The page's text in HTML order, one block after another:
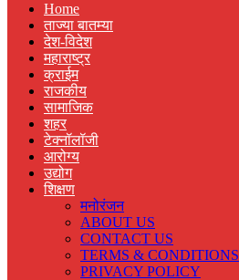
Home
ताज्या बातम्या
देश-विदेश
महाराष्ट्र
क्राईम
राजकीय
सामाजिक
शहर
टेक्नॉलॉजी
आरोग्य
उद्योग
शिक्षण
मनोरंजन
ABOUT US
CONTACT US
TERMS & CONDITIONS
PRIVACY POLICY